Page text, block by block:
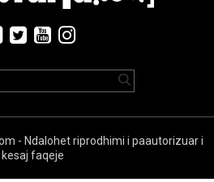
- Ndalohet riprodhimi i paautorizuar i
kesaj faqeje